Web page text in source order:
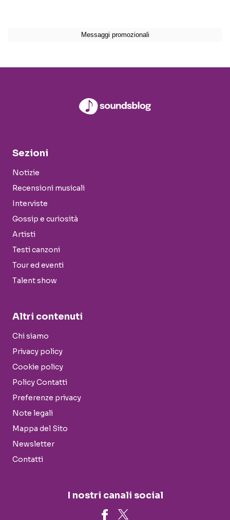
Sezioni
Notizie
Recensioni musicali
Interviste
Gossip e curiosità
Artisti
Testi canzoni
Tour ed eventi
Talent show
Altri contenuti
Chi siamo
Privacy policy
Cookie policy
Policy Contatti
Preferenze privacy
Note legali
Mappa del Sito
Newsletter
Contatti
I nostri canali social